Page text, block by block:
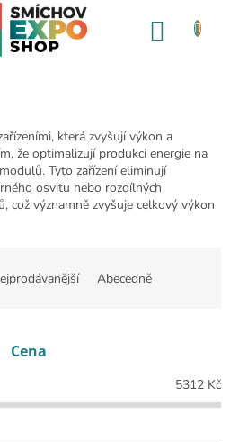
která zvyšují výkon a
že optimalizují produkci energie na
Tyto zařízení eliminují
osvitu nebo rozdílných
což významně zvyšuje celkový výkon
Abecedně
Cena
5312 Kč